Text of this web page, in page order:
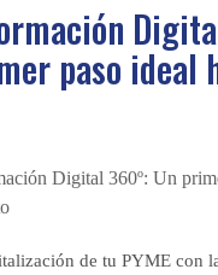
paso ideal
de tu PYME con